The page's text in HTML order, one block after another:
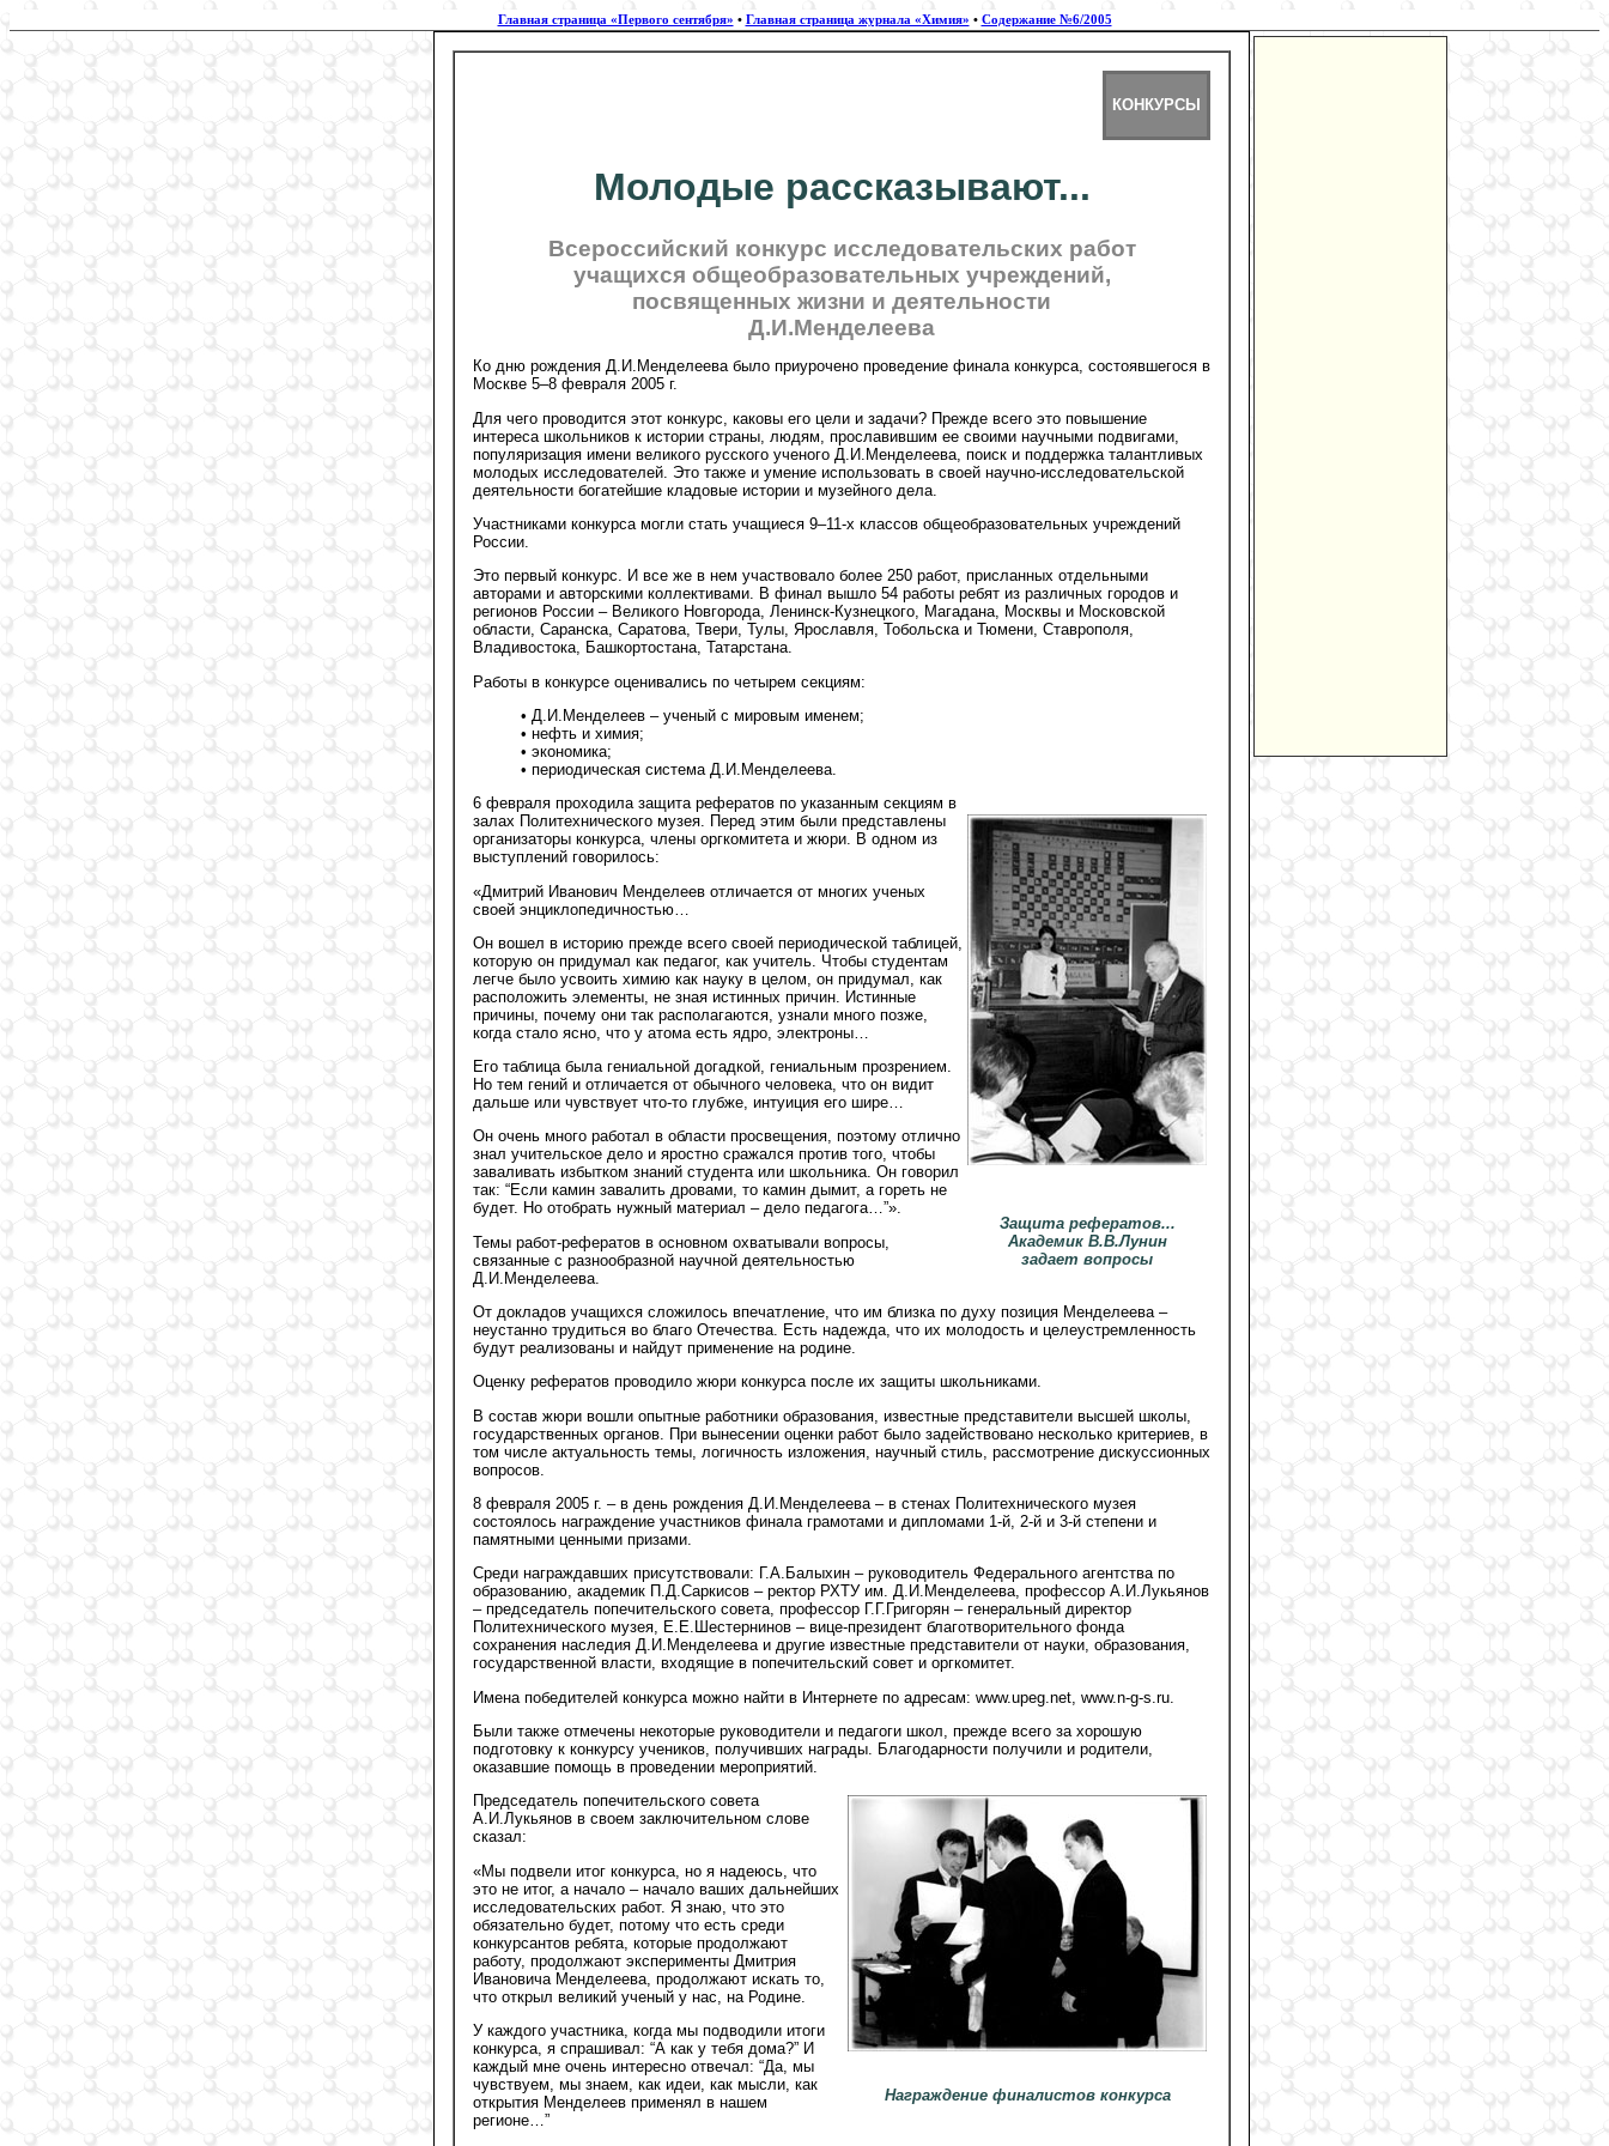
Главная страница «Первого сентября» • Главная страница журнала «Химия» • Содержание №6/2005
КОНКУРСЫ
Молодые рассказывают...
Всероссийский конкурс исследовательских работ
учащихся общеобразовательных учреждений,
посвященных жизни и деятельности
Д.И.Менделеева
Ко дню рождения Д.И.Менделеева было приурочено проведение финала конкурса, состоявшегося в
Москве 5–8 февраля 2005 г.
Для чего проводится этот конкурс, каковы его цели и задачи? Прежде всего это повышение
интереса школьников к истории страны, людям, прославившим ее своими научными подвигами,
популяризация имени великого русского ученого Д.И.Менделеева, поиск и поддержка талантливых
молодых исследователей. Это также и умение использовать в своей научно-исследовательской
деятельности богатейшие кладовые истории и музейного дела.
Участниками конкурса могли стать учащиеся 9–11-х классов общеобразовательных учреждений
России.
Это первый конкурс. И все же в нем участвовало более 250 работ, присланных отдельными
авторами и авторскими коллективами. В финал вышло 54 работы ребят из различных городов и
регионов России – Великого Новгорода, Ленинск-Кузнецкого, Магадана, Москвы и Московской
области, Саранска, Саратова, Твери, Тулы, Ярославля, Тобольска и Тюмени, Ставрополя,
Владивостока, Башкортостана, Татарстана.
Работы в конкурсе оценивались по четырем секциям:
• Д.И.Менделеев – ученый с мировым именем;
• нефть и химия;
• экономика;
• периодическая система Д.И.Менделеева.
Защита рефератов...
Академик В.В.Лунин
задает вопросы
6 февраля проходила защита рефератов по указанным секциям в
залах Политехнического музея. Перед этим были представлены
организаторы конкурса, члены оргкомитета и жюри. В одном из
выступлений говорилось:
«Дмитрий Иванович Менделеев отличается от многих ученых
своей энциклопедичностью…
Он вошел в историю прежде всего своей периодической таблицей,
которую он придумал как педагог, как учитель. Чтобы студентам
легче было усвоить химию как науку в целом, он придумал, как
расположить элементы, не зная истинных причин. Истинные
причины, почему они так располагаются, узнали много позже,
когда стало ясно, что у атома есть ядро, электроны…
Его таблица была гениальной догадкой, гениальным прозрением.
Но тем гений и отличается от обычного человека, что он видит
дальше или чувствует что-то глубже, интуиция его шире…
Он очень много работал в области просвещения, поэтому отлично
знал учительское дело и яростно сражался против того, чтобы
заваливать избытком знаний студента или школьника. Он говорил
так: “Если камин завалить дровами, то камин дымит, а гореть не
будет. Но отобрать нужный материал – дело педагога…”».
Темы работ-рефератов в основном охватывали вопросы,
связанные с разнообразной научной деятельностью
Д.И.Менделеева.
От докладов учащихся сложилось впечатление, что им близка по духу позиция Менделеева –
неустанно трудиться во благо Отечества. Есть надежда, что их молодость и целеустремленность
будут реализованы и найдут применение на родине.
Оценку рефератов проводило жюри конкурса после их защиты школьниками.
В состав жюри вошли опытные работники образования, известные представители высшей школы,
государственных органов. При вынесении оценки работ было задействовано несколько критериев, в
том числе актуальность темы, логичность изложения, научный стиль, рассмотрение дискуссионных
вопросов.
8 февраля 2005 г. – в день рождения Д.И.Менделеева – в стенах Политехнического музея
состоялось награждение участников финала грамотами и дипломами 1-й, 2-й и 3-й степени и
памятными ценными призами.
Среди награждавших присутствовали: Г.А.Балыхин – руководитель Федерального агентства по
образованию, академик П.Д.Саркисов – ректор РХТУ им. Д.И.Менделеева, профессор А.И.Лукьянов
– председатель попечительского совета, профессор Г.Г.Григорян – генеральный директор
Политехнического музея, Е.Е.Шестернинов – вице-президент благотворительного фонда
сохранения наследия Д.И.Менделеева и другие известные представители от науки, образования,
государственной власти, входящие в попечительский совет и оргкомитет.
Имена победителей конкурса можно найти в Интернете по адресам: www.upeg.net, www.n-g-s.ru.
Были также отмечены некоторые руководители и педагоги школ, прежде всего за хорошую
подготовку к конкурсу учеников, получивших награды. Благодарности получили и родители,
оказавшие помощь в проведении мероприятий.
Награждение финалистов конкурса
Председатель попечительского совета
А.И.Лукьянов в своем заключительном слове
сказал:
«Мы подвели итог конкурса, но я надеюсь, что
это не итог, а начало – начало ваших дальнейших
исследовательских работ. Я знаю, что это
обязательно будет, потому что есть среди
конкурсантов ребята, которые продолжают
работу, продолжают эксперименты Дмитрия
Ивановича Менделеева, продолжают искать то,
что открыл великий ученый у нас, на Родине.
У каждого участника, когда мы подводили итоги
конкурса, я спрашивал: “А как у тебя дома?” И
каждый мне очень интересно отвечал: “Да, мы
чувствуем, мы знаем, как идеи, как мысли, как
открытия Менделеев применял в нашем
регионе…”